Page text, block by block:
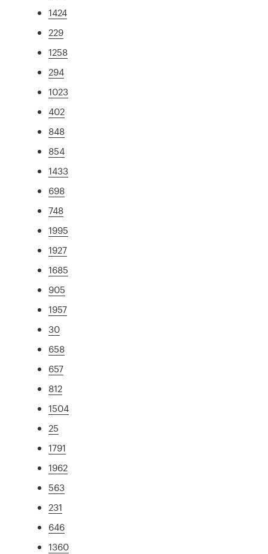
1424
229
1258
294
1023
402
848
854
1433
698
748
1995
1927
1685
905
1957
30
658
657
812
1504
25
1791
1962
563
231
646
1360